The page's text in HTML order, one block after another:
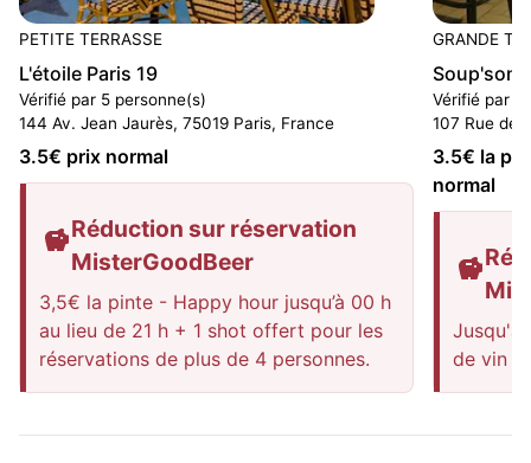
PETITE TERRASSE
L'étoile Paris 19
Vérifié par 5 personne(s)
144 Av. Jean Jaurès, 75019 Paris, France
3.5€ prix normal
Réduction sur réservation
MisterGoodBeer
3,5€ la pinte - Happy hour jusqu’à 00 h
au lieu de 21 h + 1 shot offert pour les
réservations de plus de 4 personnes.
GRANDE
Soup'son
Vérifié par 1
107 Rue de
3.5€ la
normal
Jusqu'à
de vin